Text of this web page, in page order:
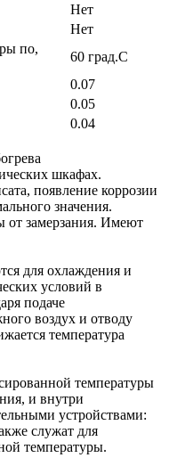
Нет
Нет
по,
60 град.C
0.07
0.05
0.04
шкафах.
появление коррозии
значения.
замерзания. Имеют
для охлаждения и
условий в
подаче
воздух и отводу
температура
температуры
и внутри
устройствами:
служат для
температуры.